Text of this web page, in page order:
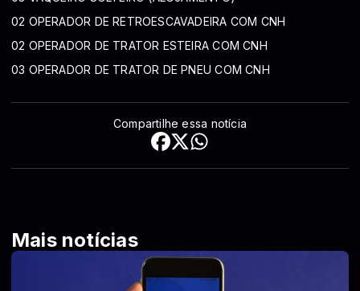
02 OPERADOR DE RETROESCAVADEIRA COM CNH
02 OPERADOR DE TRATOR ESTEIRA COM CNH
03 OPERADOR DE TRATOR DE PNEU COM CNH
Compartilhe essa notícia
Mais notícias